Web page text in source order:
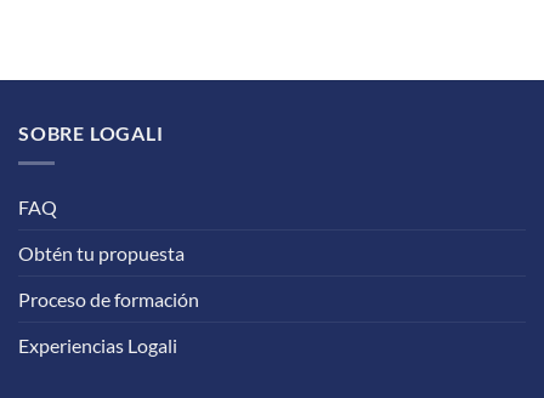
SOBRE LOGALI
FAQ
Obtén tu propuesta
Proceso de formación
Experiencias Logali